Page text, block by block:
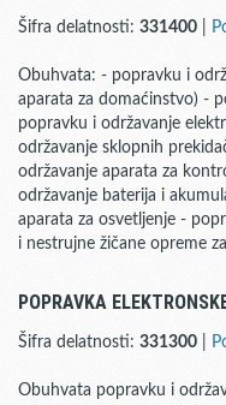
Šifra delatnosti: 331400
Obuhvata: - popravku i
aparata za domaćinstvo) -
popravku i održavanje
održavanje sklopnih
održavanje aparata za
održavanje baterija i
aparata za osvetljenje -
i nestrujne žičane opreme
POPRAVKA
Šifra delatnosti: 331300
Obuhvata popravku i